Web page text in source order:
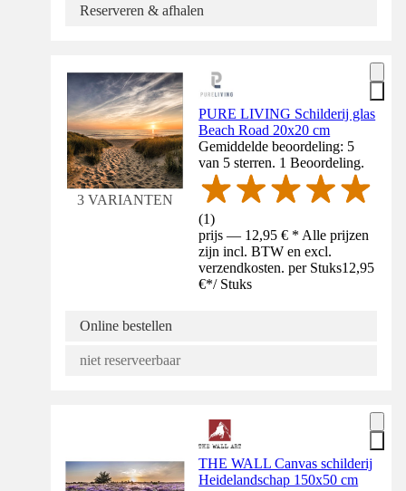
Reserveren & afhalen
3 VARIANTEN
PURE LIVING Schilderij glas
Beach Road 20x20 cm
Gemiddelde beoordeling: 5
van 5 sterren. 1 Beoordeling.
(1)
prijs — 12,95 € * Alle prijzen
zijn incl. BTW en excl.
verzendkosten. per Stuks12,95
€*/ Stuks
Online bestellen
niet reserveerbaar
THE WALL Canvas schilderij
Heidelandschap 150x50 cm